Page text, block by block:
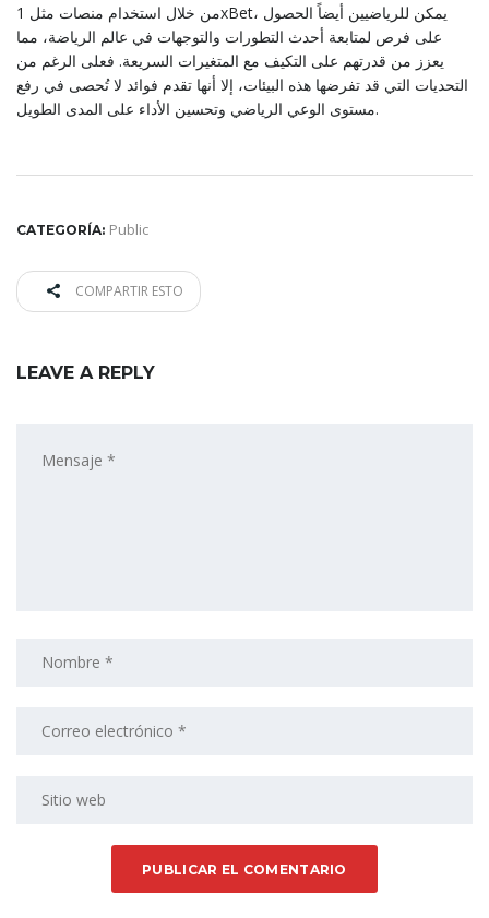
من خلال استخدام منصات مثل 1xBet، يمكن للرياضيين أيضاً الحصول
على فرص لمتابعة أحدث التطورات والتوجهات في عالم الرياضة، مما
يعزز من قدرتهم على التكيف مع المتغيرات السريعة. فعلى الرغم من
التحديات التي قد تفرضها هذه البيئات، إلا أنها تقدم فوائد لا تُحصى في رفع
مستوى الوعي الرياضي وتحسين الأداء على المدى الطويل.
CATEGORÍA: Public
COMPARTIR ESTO
LEAVE A REPLY